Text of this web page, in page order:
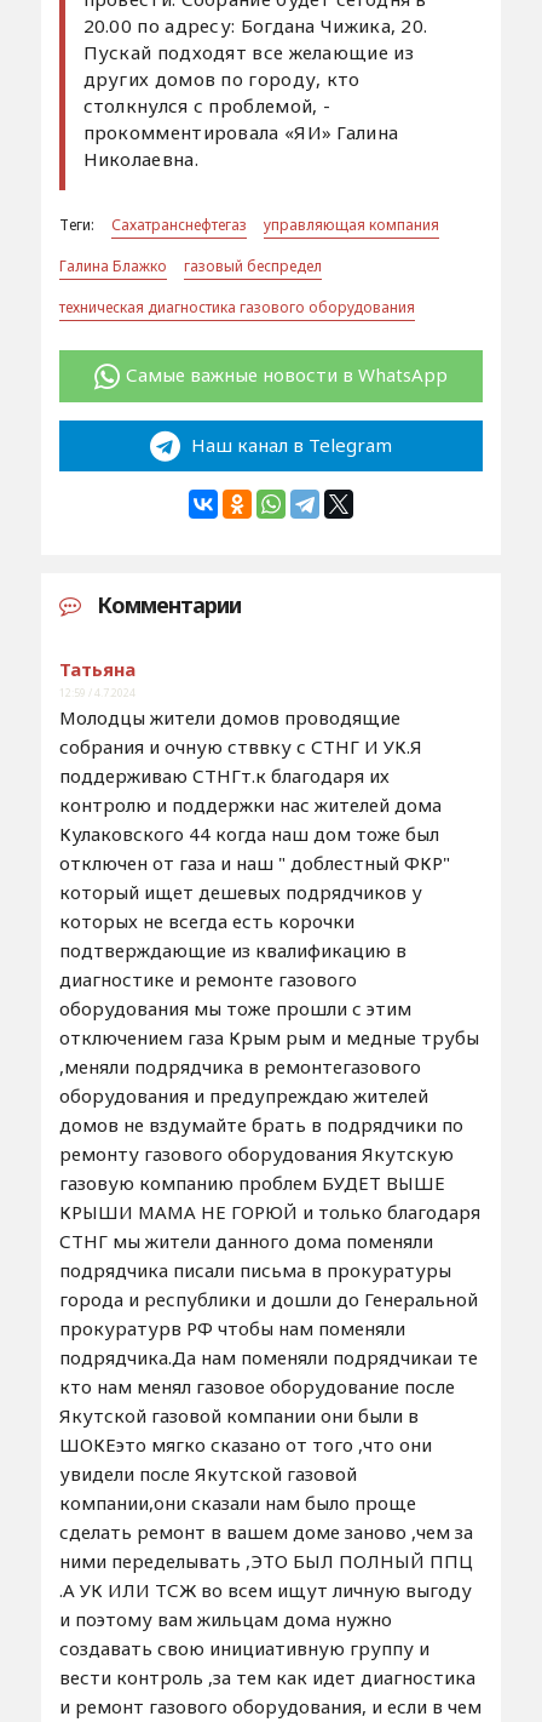
20.00 по адресу: Богдана Чижика, 20.
Пускай подходят все желающие из
других домов по городу, кто
столкнулся с проблемой, -
прокомментировала «ЯИ» Галина
Николаевна.
Теги: Сахатранснефтегаз
управляющая компания
Галина Блажко
газовый беспредел
техническая диагностика газового оборудования
Самые важные новости в WhatsApp
Наш канал в Telegram
Комментарии
Татьяна
12:59 / 4.7.2024
Молодцы жители домов проводящие
собрания и очную стввку с СТНГ И УК.Я
поддерживаю СТНГт.к благодаря их
контролю и поддержки нас жителей дома
Кулаковского 44 когда наш дом тоже был
отключен от газа и наш " доблестный ФКР"
который ищет дешевых подрядчиков у
которых не всегда есть корочки
подтверждающие из квалификацию в
диагностике и ремонте газового
оборудования мы тоже прошли с этим
отключением газа Крым рым и медные трубы
,меняли подрядчика в ремонтегазового
оборудования и предупреждаю жителей
домов не вздумайте брать в подрядчики по
ремонту газового оборудования Якутскую
газовую компанию проблем БУДЕТ ВЫШЕ
КРЫШИ МАМА НЕ ГОРЮЙ и только благодаря
СТНГ мы жители данного дома поменяли
подрядчика писали письма в прокуратуры
города и республики и дошли до Генеральной
прокуратурв РФ чтобы нам поменяли
подрядчика.Да нам поменяли подрядчикаи те
кто нам менял газовое оборудование после
Якутской газовой компании они были в
ШОКЕэто мягко сказано от того ,что они
увидели после Якутской газовой
компании,они сказали нам было проще
сделать ремонт в вашем доме заново ,чем за
ними переделывать ,ЭТО БЫЛ ПОЛНЫЙ ППЦ
.А УК ИЛИ ТСЖ во всем ищут личную выгоду
и поэтому вам жильцам дома нужно
создавать свою инициативную группу и
вести контроль ,за тем как идет диагностика
и ремонт газового оборудования, и если в чем